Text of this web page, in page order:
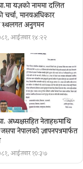
यज्ञकाे नाममा दलित
चर्चा, मानवअधिकार
स्थलगत अनुगमन
आईतवार १४:२२
अध्यक्षसहित नेताहरूमाथि
नेपालको ज्ञापनपत्रमार्फत
आईतवार १०:३७